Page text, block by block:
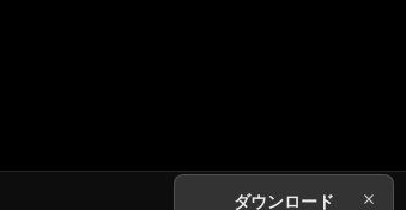
ダウンロード